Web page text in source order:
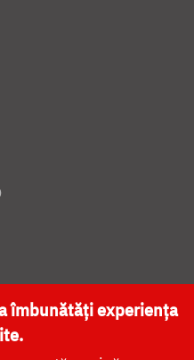
NAȚIONALĂ
îmbunătăți experiența